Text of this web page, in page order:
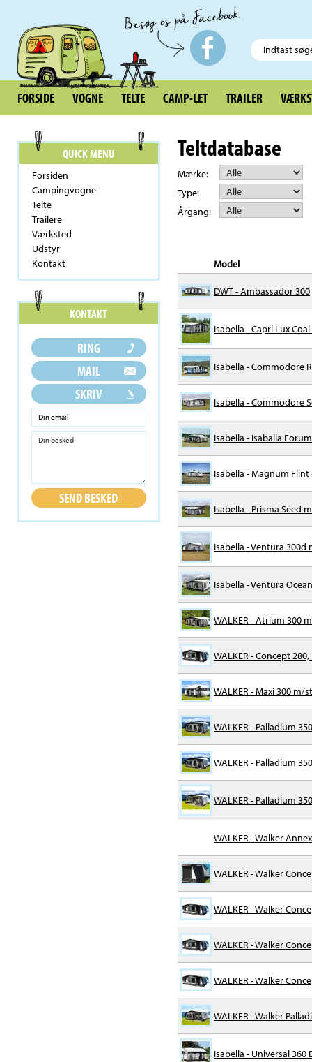
FORSIDE VOGNE TELTE CAMP-LET TRAILER
QUICK MENU
Forsiden
Campingvogne
Telte
Trailere
Værksted
Udstyr
Kontakt
Teltdatabase
Mærke:
Type:
Årgang:
Model
DWT - Ambassador 300
Isabella - Capri Lux
Isabella - Commodore
Isabella - Commodore
Isabella - Isaballa
Isabella - Magnum
Isabella - Prisma Seed
Isabella - Ventura 300d
Isabella - Ventura
WALKER - Atrium 300
WALKER - Concept
WALKER - Maxi 300 m/
WALKER - Palladium
WALKER - Palladium
WALKER - Palladium
WALKER - Walker
WALKER - Walker
WALKER - Walker
WALKER - Walker
WALKER - Walker
WALKER - Walker
Isabella - Universal